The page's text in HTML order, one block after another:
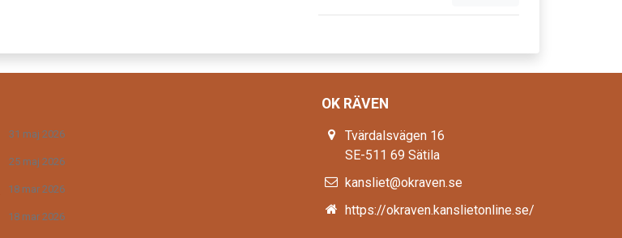
31 maj 2026
25 maj 2026
18 mar 2026
18 mar 2026
OK RÄVEN
Tvärdalsvägen 16
SE-511 69 Sätila
kansliet@okraven.se
https://okraven.kanslietonline.se/